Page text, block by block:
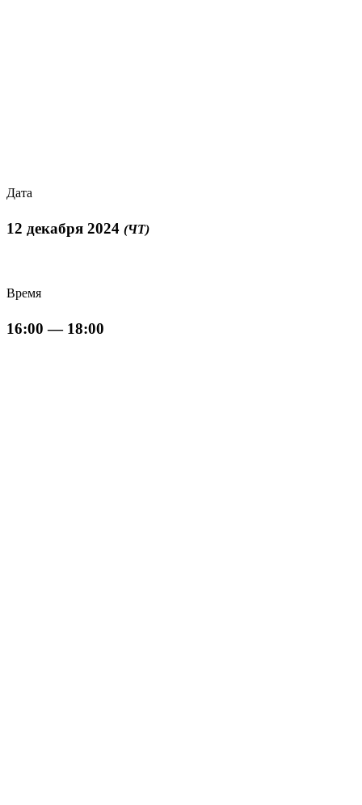
Дата
12 декабря 2024(ЧТ)
Время
16:00 — 18:00